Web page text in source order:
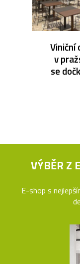
Viniční
v
se
VÝBĚR Z
E-shop s